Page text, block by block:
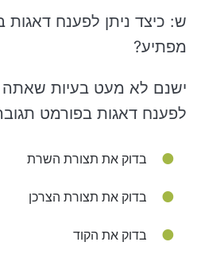
ש: כיצד ניתן לפענח דאגות
מפתיע?
ישנם לא מעט בעיות שאתה
לפענח דאגות בפורמט
בדוק את תצורת השרת
בדוק את תצורת הצרכן
בדוק את הקוד